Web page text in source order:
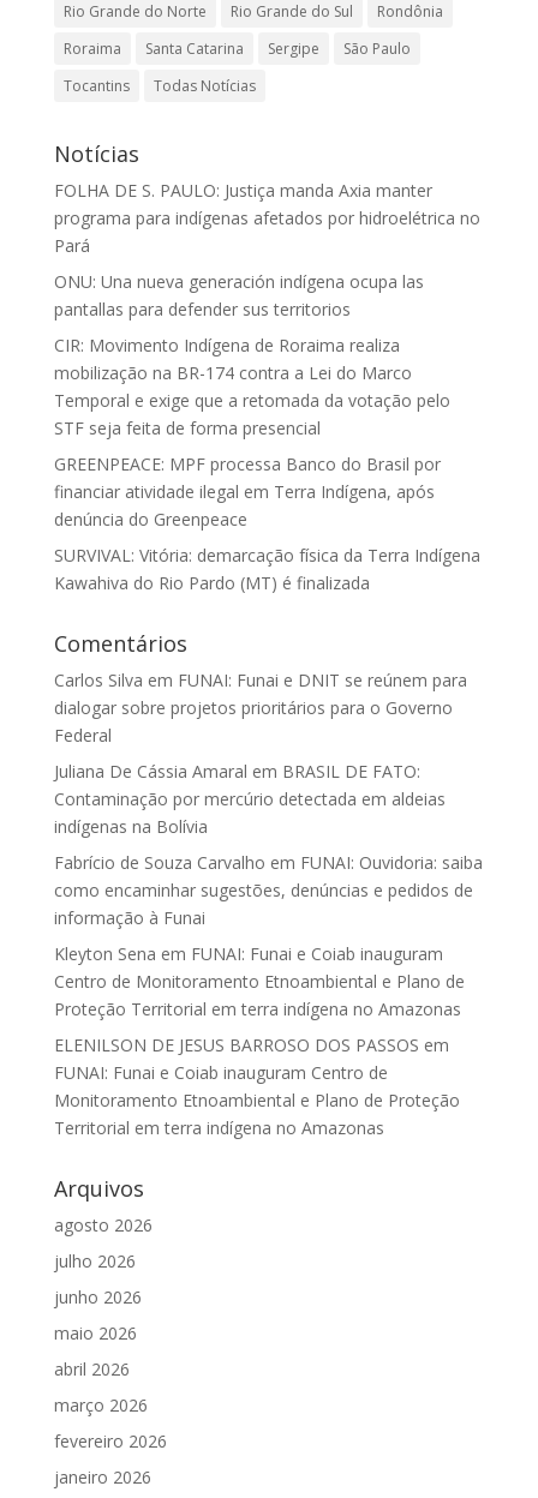
Rio Grande do Norte
Rio Grande do Sul
Rondônia
Roraima
Santa Catarina Sergipe
São Paulo
Tocantins
Todas Notícias
Notícias
FOLHA DE S. PAULO: Justiça manda Axia manter
programa para indígenas afetados por hidroelétrica no
Pará
ONU: Una nueva generación indígena ocupa las
pantallas para defender sus territorios
CIR: Movimento Indígena de Roraima realiza
mobilização na BR-174 contra a Lei do Marco
Temporal e exige que a retomada da votação pelo
STF seja feita de forma presencial
GREENPEACE: MPF processa Banco do Brasil por
financiar atividade ilegal em Terra Indígena, após
denúncia do Greenpeace
SURVIVAL: Vitória: demarcação física da Terra Indígena
Kawahiva do Rio Pardo (MT) é finalizada
Comentários
Carlos Silva em FUNAI: Funai e DNIT se reúnem para
dialogar sobre projetos prioritários para o Governo
Federal
Juliana De Cássia Amaral em BRASIL DE FATO:
Contaminação por mercúrio detectada em aldeias
indígenas na Bolívia
Fabrício de Souza Carvalho em FUNAI: Ouvidoria: saiba
como encaminhar sugestões, denúncias e pedidos de
informação à Funai
Kleyton Sena em FUNAI: Funai e Coiab inauguram
Centro de Monitoramento Etnoambiental e Plano de
Proteção Territorial em terra indígena no Amazonas
ELENILSON DE JESUS BARROSO DOS PASSOS em
FUNAI: Funai e Coiab inauguram Centro de
Monitoramento Etnoambiental e Plano de Proteção
Territorial em terra indígena no Amazonas
Arquivos
agosto 2026
julho 2026
junho 2026
maio 2026
abril 2026
março 2026
fevereiro 2026
janeiro 2026